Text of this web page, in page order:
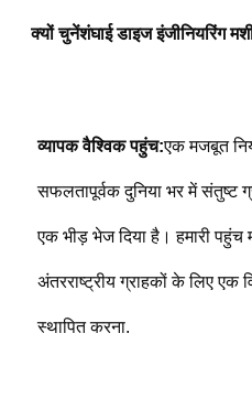
क्यों चुनेंशंघाई डाइज इंजीनियरिंग
व्यापक वैश्विक पहुंच:एक मजबूत
सफलतापूर्वक दुनिया भर में संतुष्ट
एक भीड़ भेज दिया है। हमारी पहुंच
अंतरराष्ट्रीय ग्राहकों के लिए एक
स्थापित करना.